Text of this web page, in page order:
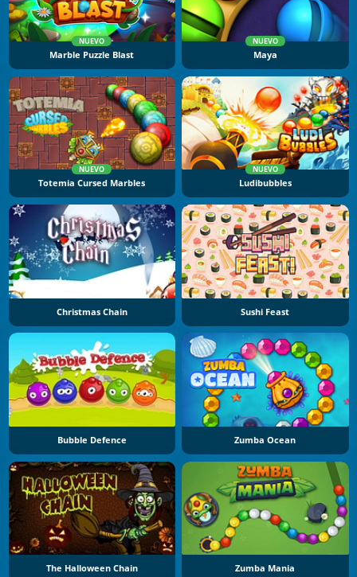
NUEVO
Marble Puzzle Blast
NUEVO
Maya
NUEVO
Totemia Cursed Marbles
NUEVO
Ludibubbles
Christmas Chain Sushi Feast
Bubble Defence Zumba Ocean
The Halloween Chain Zumba Mania